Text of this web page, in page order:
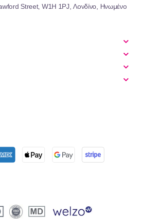
Street, W1H 1PJ, Λονδίνο, Ηνωμένο